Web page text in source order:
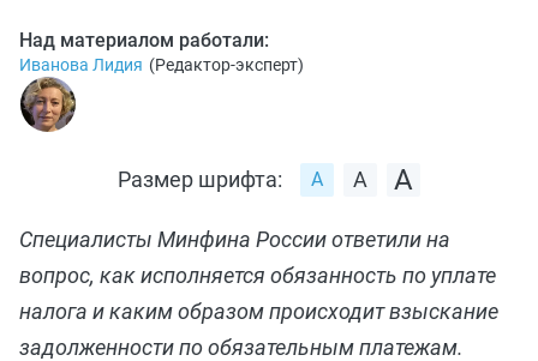
Над материалом работали:
Иванова Лидия (Редактор-эксперт)
Размер шрифта:
Специалисты Минфина России ответили на
вопрос, как исполняется обязанность по уплате
налога и каким образом происходит взыскание
задолженности по обязательным платежам.